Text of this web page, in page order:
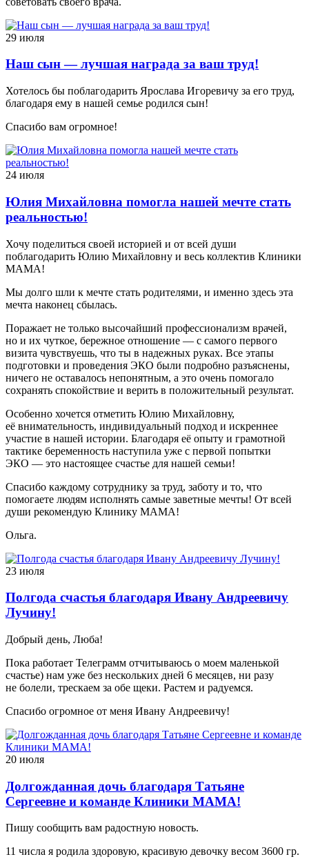
29 июля
Наш сын — лучшая награда за ваш труд!
Хотелось бы поблагодарить Ярослава Игоревичу за его труд,
благодаря ему в нашей семье родился сын!
Спасибо вам огромное!
24 июля
Юлия Михайловна помогла нашей мечте стать
реальностью!
Хочу поделиться своей историей и от всей души
поблагодарить Юлию Михайловну и весь коллектив Клиники
МАМА!
Мы долго шли к мечте стать родителями, и именно здесь эта
мечта наконец сбылась.
Поражает не только высочайший профессионализм врачей,
но и их чуткое, бережное отношение — с самого первого
визита чувствуешь, что ты в надежных руках. Все этапы
подготовки и проведения ЭКО были подробно разъяснены,
ничего не оставалось непонятным, а это очень помогало
сохранять спокойствие и верить в положительный результат.
Особенно хочется отметить Юлию Михайловну,
её внимательность, индивидуальный подход и искреннее
участие в нашей истории. Благодаря её опыту и грамотной
тактике беременность наступила уже с первой попытки
ЭКО — это настоящее счастье для нашей семьи!
Спасибо каждому сотруднику за труд, заботу и то, что
помогаете людям исполнять самые заветные мечты! От всей
души рекомендую Клинику МАМА!
Ольга.
23 июля
Полгода счастья благодаря Ивану Андреевичу
Лучину!
Добрый день, Люба!
Пока работает Телеграмм отчитываюсь о моем маленькой
счастье) нам уже без нескольких дней 6 месяцев, ни разу
не болели, трескаем за обе щеки. Растем и радуемся.
Спасибо огромное от меня Ивану Андреевичу!
20 июля
Долгожданная дочь благодаря Татьяне
Сергеевне и команде Клиники МАМА!
Пишу сообщить вам радостную новость.
11 числа я родила здоровую, красивую девочку весом 3600 гр.